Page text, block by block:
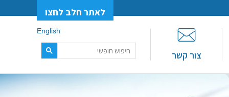
לאתר חלב לחצו
צור קשר
English